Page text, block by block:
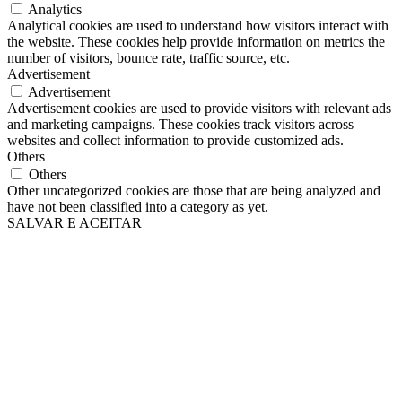
Analytics
Analytical cookies are used to understand how visitors interact with
the website. These cookies help provide information on metrics the
number of visitors, bounce rate, traffic source, etc.
Advertisement
Advertisement
Advertisement cookies are used to provide visitors with relevant ads
and marketing campaigns. These cookies track visitors across
websites and collect information to provide customized ads.
Others
Others
Other uncategorized cookies are those that are being analyzed and
have not been classified into a category as yet.
SALVAR E ACEITAR